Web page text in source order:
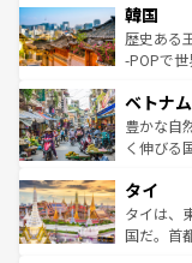
ワイを、存分に
はコンテ
いる。ア
ビング、
い。オー
参照して
ン）、静
と山間の
驚きをも
容にもい
照してほ
韓国
歴史ある
-POPで
き、地方
できる。
まで、さ
リティに
覧を参照
ベトナム
豊かな自
く伸びる
急速な発
ーチミン
醸し出し
タイ
タイは、
国だ。首